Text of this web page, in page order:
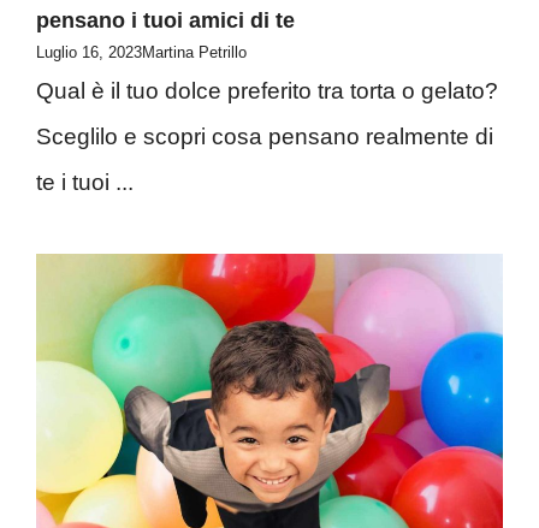
pensano i tuoi amici di te
Luglio 16, 2023Martina Petrillo
Qual è il tuo dolce preferito tra torta o gelato?
Sceglilo e scopri cosa pensano realmente di
te i tuoi ...